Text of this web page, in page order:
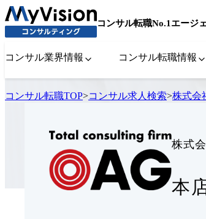
コンサル転職No.1エージ
コンサル業界情報 コンサル転職情報
コンサル転職TOP>コンサル求人検索>株式会
株式
本